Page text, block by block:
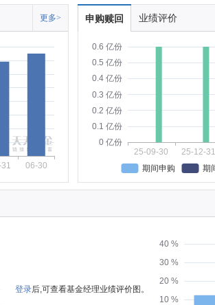
更多>
06-30
申购赎回 业绩评价
0 亿份
0.1 亿份
0.2 亿份
0.3 亿份
0.4 亿份
0.5 亿份
0.6 亿份
25-09-30 25-12-31
期间申购
期
登录后,可查看基金经理业绩评价图。
10 %
20 %
30 %
40 %